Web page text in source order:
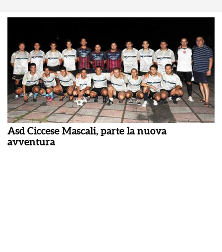
Asd Ciccese Mascali, parte la nuova
avventura